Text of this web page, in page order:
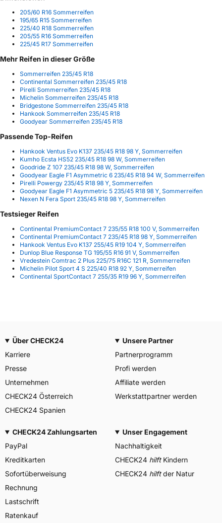
205/60 R16 Sommerreifen
195/65 R15 Sommerreifen
225/40 R18 Sommerreifen
205/55 R16 Sommerreifen
225/45 R17 Sommerreifen
Mehr Reifen in dieser Größe
Sommerreifen 235/45 R18
Continental Sommerreifen 235/45 R18
Pirelli Sommerreifen 235/45 R18
Michelin Sommerreifen 235/45 R18
Bridgestone Sommerreifen 235/45 R18
Hankook Sommerreifen 235/45 R18
Goodyear Sommerreifen 235/45 R18
Passende Top-Reifen
Hankook Ventus Evo K137 235/45 R18 98 Y, Sommerreifen
Kumho Ecsta HS52 235/45 R18 98 W, Sommerreifen
Goodride Z 107 235/45 R18 98 W, Sommerreifen
Goodyear Eagle F1 Asymmetric 6 235/45 R18 94 W, Sommerreifen
Pirelli Powergy 235/45 R18 98 Y, Sommerreifen
Goodyear Eagle F1 Asymmetric 5 235/45 R18 98 Y, Sommerreifen
Nexen N Fera Sport 235/45 R18 98 Y, Sommerreifen
Testsieger Reifen
Continental PremiumContact 7 235/55 R18 100 V, Sommerreifen
Continental PremiumContact 7 235/45 R18 98 Y, Sommerreifen
Hankook Ventus Evo K137 255/45 R19 104 Y, Sommerreifen
Dunlop Blue Response TG 195/55 R16 91 V, Sommerreifen
Vredestein Comtrac 2 Plus 225/75 R16C 121 R, Sommerreifen
Michelin Pilot Sport 4 S 225/40 R18 92 Y, Sommerreifen
Continental SportContact 7 255/35 R19 96 Y, Sommerreifen
Über CHECK24
Karriere
Presse
Unternehmen
CHECK24 Österreich
CHECK24 Spanien
Unsere Partner
Partnerprogramm
Profi werden
Affiliate werden
Werkstattpartner werden
CHECK24 Zahlungsarten
PayPal
Kreditkarten
Sofortüberweisung
Rechnung
Lastschrift
Ratenkauf
Unser Engagement
Nachhaltigkeit
CHECK24 hilftKindern
CHECK24 hilftder Natur